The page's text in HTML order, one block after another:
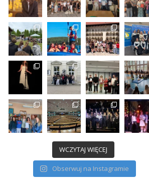
WCZYTAJ WIĘCEJ
Obserwuj na Instagramie